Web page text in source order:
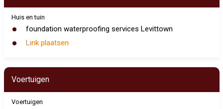
Huis en tuin
foundation waterproofing services Levittown
Link plaatsen
Voertuigen
Voertuigen